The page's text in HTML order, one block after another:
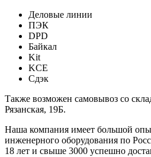
Деловые линии
ПЭК
DPD
Байкал
Kit
KCE
Сдэк
Также возможен самовывоз со
Рязанская, 19Б.
Наша компания имеет большой
инженерного оборудования по
18 лет и свыше 3000 успешно